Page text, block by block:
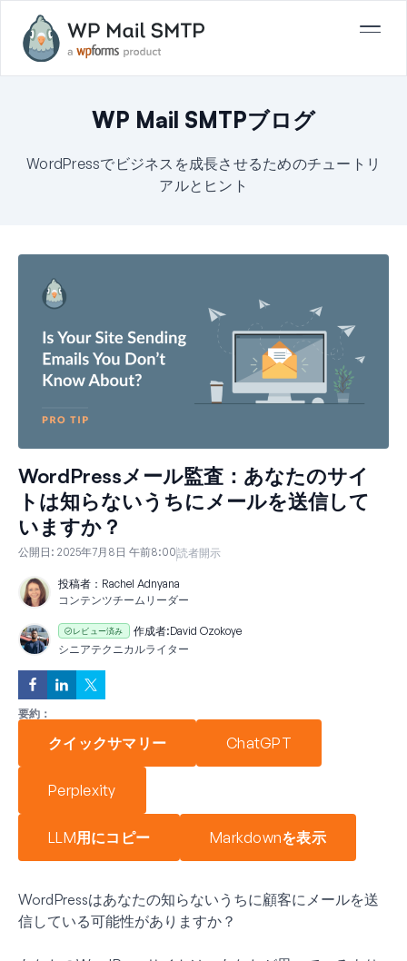
WP Mail SMTPブログ
WordPressでビジネスを成長させるためのチュートリ
アルとヒント
WordPressメール監査：あなたのサイ
トは知らないうちにメールを送信して
いますか？
公開日: 2025年7月8日 午前8:00読者開示
投稿者： Rachel Adnyana
コンテンツチームリーダー
レビュー済み 作成者:David Ozokoye
シニアテクニカルライター
要約：
クイックサマリー ChatGPT
Perplexity
LLM用にコピー Markdownを表示
WordPressはあなたの知らないうちに顧客にメールを送
信している可能性がありますか？